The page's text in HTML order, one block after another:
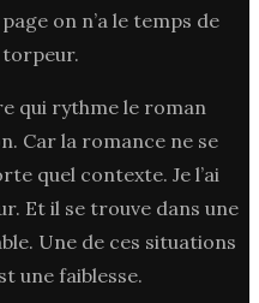
on n’a le temps de
torpeur.
qui rythme le roman
Car la romance ne se
quel contexte. Je l’ai
Et il se trouve dans une
Une de ces situations
une faiblesse.